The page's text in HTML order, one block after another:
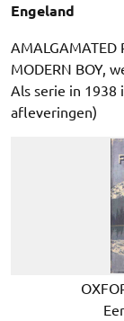
Engeland
AMALGAMATED
MODERN BOY,
Als serie in 1938
afleveringen)